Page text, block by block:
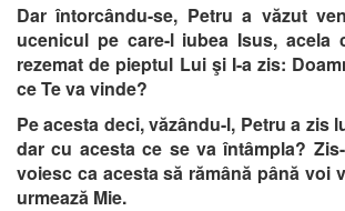
Dar întorcându-se, Petru a văzut
ucenicul pe care-l iubea Isus, acela
rezemat de pieptul Lui şi I-a zis:
ce Te va vinde?
Pe acesta deci, văzându-l, Petru a zis
dar cu acesta ce se va întâmpla?
voiesc ca acesta să rămână până voi
urmează Mie.